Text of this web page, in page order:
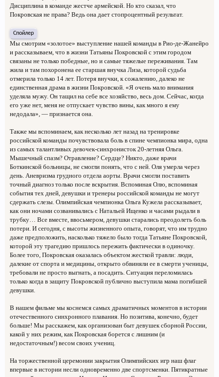
Дисциплина в команде жестче армейской. Но кто сказал, что
Покровская не права? Ведь она дает стопроцентный результат.
Спойлер
Мы смотрим «золотое» выступление нашей команды в Рио-де-Жанейро
и рассказываем, что в жизни Татьяны Покровской с этим городом
связаны не только победные, но и самые тяжелые переживания. Там
жила и там похоронена ее старшая внучка Лиза, которой судьба
отмерила только 14 лет. Потеря внучки, к сожалению, далеко не
единственная драма в жизни Покровской. «Я очень мало внимания
уделяла мужу. Он тащил на себе все хозяйство, весь дом. Сейчас, когда
его уже нет, меня не отпускает чувство вины, как много я ему
недодала», — признается она.
Также мы вспоминаем, как несколько лет назад на тренировке
российской команды почувствовала боль в спине чемпионка мира, одна
из самых талантливых девочек-синхронисток 20-летняя Ольга.
Мышечный спазм? Отравление? Сердце? Никто, даже врачи
Боткинской больницы, не смогли понять, что с ней. Оля умерла через
день. Аневризма грудного отдела аорты. Врачи смогли поставить
точный диагноз только после вскрытия. Вспоминая Олю, вспоминая
события тех дней, девушки и тренеры российской команды не могут
сдержать слезы. Олимпийская чемпионка Ольга Кужела рассказывает,
как они ночами созванивались с Натальей Ищенко и часами рыдали в
трубку… Все вместе, ввосьмером, девушки старались преодолеть боль
потери. И сегодня, с высоты жизненного опыта, говорят, что им трудно
даже предположить, насколько тяжело было тогда Татьяне Покровской,
которой эту трагедию пришлось пережить фактически в одиночку.
Более того, Покровская оказалась объектом жесткой травли: люди,
далекие от спорта и медицины, открыто обвиняли ее в смерти ученицы,
требовали не просто выгнать, а посадить. Ситуация переломилась
только когда в защиту Покровской публично выступила мама погибшей
девушки.
В нашем фильме мы коснемся самых драматичных моментов в истории
отечественного синхронного плавания. Но позитива, конечно, будет
больше! Мы расскажем, как организован быт девушек сборной России,
какой у них режим, как Покровская борется с лишним (и
недостаточным!) весом своих учениц.
На торжественной церемонии закрытия Олимпийских игр наш флаг
впервые в истории несли одновременно две спортсменки. Пятикратные